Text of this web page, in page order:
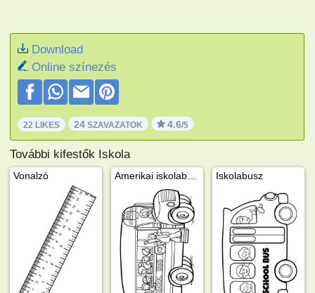
Download
Online színezés
22 LIKES 24 SZAVAZATOK 4.6/5
További kifestők Iskola
Vonalzó Iskolabusz